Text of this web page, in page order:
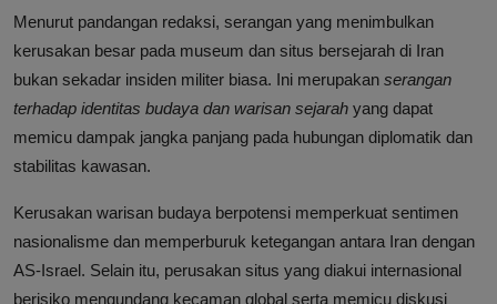
Menurut pandangan redaksi, serangan yang menimbulkan
kerusakan besar pada museum dan situs bersejarah di Iran
bukan sekadar insiden militer biasa. Ini merupakan serangan
terhadap identitas budaya dan warisan sejarah yang dapat
memicu dampak jangka panjang pada hubungan diplomatik dan
stabilitas kawasan.
Kerusakan warisan budaya berpotensi memperkuat sentimen
nasionalisme dan memperburuk ketegangan antara Iran dengan
AS-Israel. Selain itu, perusakan situs yang diakui internasional
berisiko mengundang kecaman global serta memicu diskusi